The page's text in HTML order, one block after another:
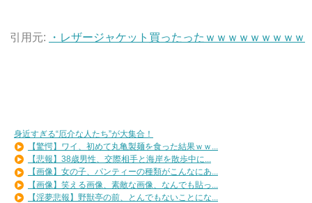
引用元: ・レザージャケット買ったったｗｗｗｗｗｗｗｗｗ
身近すぎる“厄介な人たち”が大集合！
【驚愕】ワイ、初めて丸亀製麺を食った結果ｗｗ...
【悲報】38歳男性、交際相手と海岸を散歩中に...
【画像】女の子、パンティーの種類がこんなにあ...
【画像】笑える画像、素敵な画像、なんでも貼っ...
【淫夢悲報】野獣亭の前、とんでもないことにな...